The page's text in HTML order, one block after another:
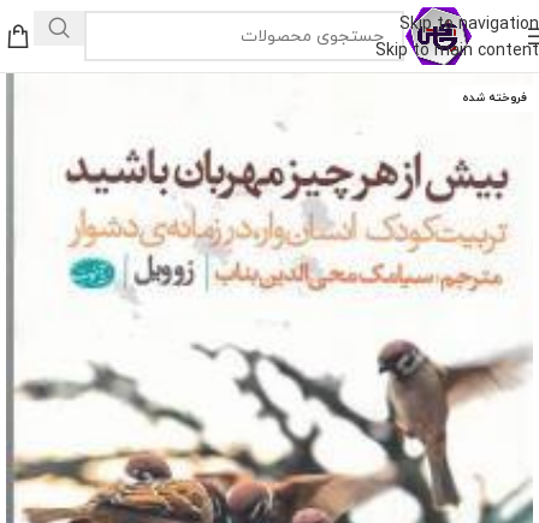
Skip to navigation
Skip to main content
فروخته شده